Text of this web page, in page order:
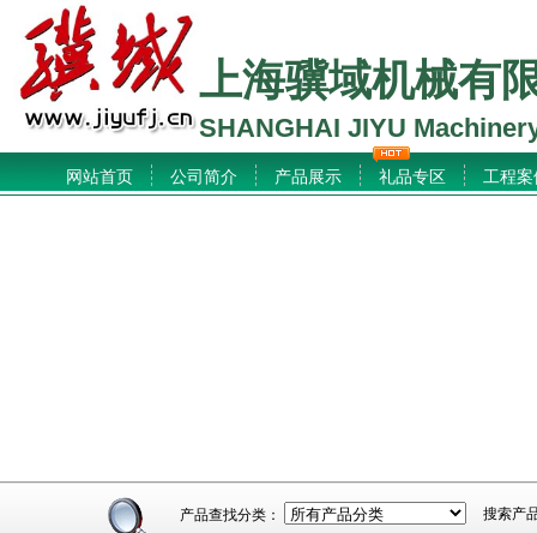
上海骥域机械有
SHANGHAI JIYU
网站首页 公司简介 产品展示 礼品专区 工程案
产品查找分类： 搜索产